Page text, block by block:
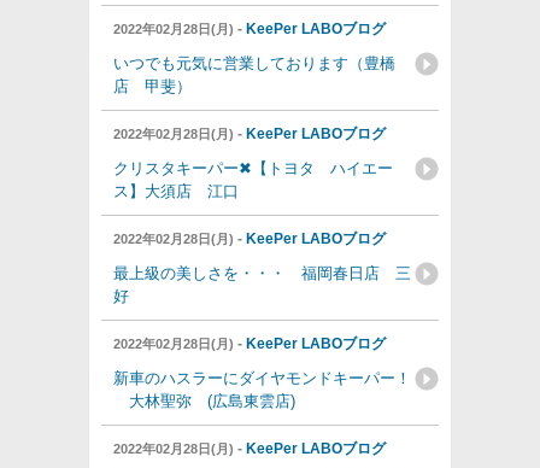
2022年02月28日(月) - KeePer LABOブログ
いつでも元気に営業しております（豊橋
店 甲斐）
2022年02月28日(月) - KeePer LABOブログ
クリスタキーパー✖【トヨタ ハイエー
ス】大須店 江口
2022年02月28日(月) - KeePer LABOブログ
最上級の美しさを・・・ 福岡春日店 三
好
2022年02月28日(月) - KeePer LABOブログ
新車のハスラーにダイヤモンドキーパー！
大林聖弥 (広島東雲店)
2022年02月28日(月) - KeePer LABOブログ